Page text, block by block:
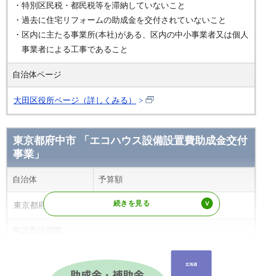
・特別区民税・都民税等を滞納していないこと
・過去に住宅リフォームの助成金を交付されていないこと
・区内に主たる事業所(本社)がある、区内の中小事業者又は個人
事業者による工事であること
自治体ページ
大田区役所ページ（詳しくみる）
東京都府中市 「エコハウス設備設置費助成金交付
事業」
自治体 予算額
東京都府中市 非公開(上限に到達次第終了)
※機器の設置後に申請